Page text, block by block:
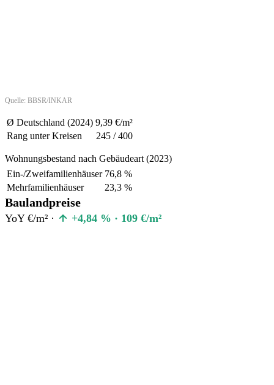
Quelle: BBSR/INKAR
Ø Deutschland (2024) 9,39 €/m²
Rang unter Kreisen
245 / 400
Wohnungsbestand nach Gebäudeart (2023)
Ein-/Zweifamilienhäuser 76,8 %
Mehrfamilienhäuser
23,3 %
Baulandpreise
YoY €/m² · +4,84 % · 109 €/m²